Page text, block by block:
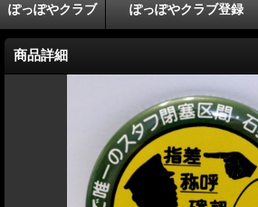
ぽっぽやクラブ ぽっぽやクラブ登録
商品詳細